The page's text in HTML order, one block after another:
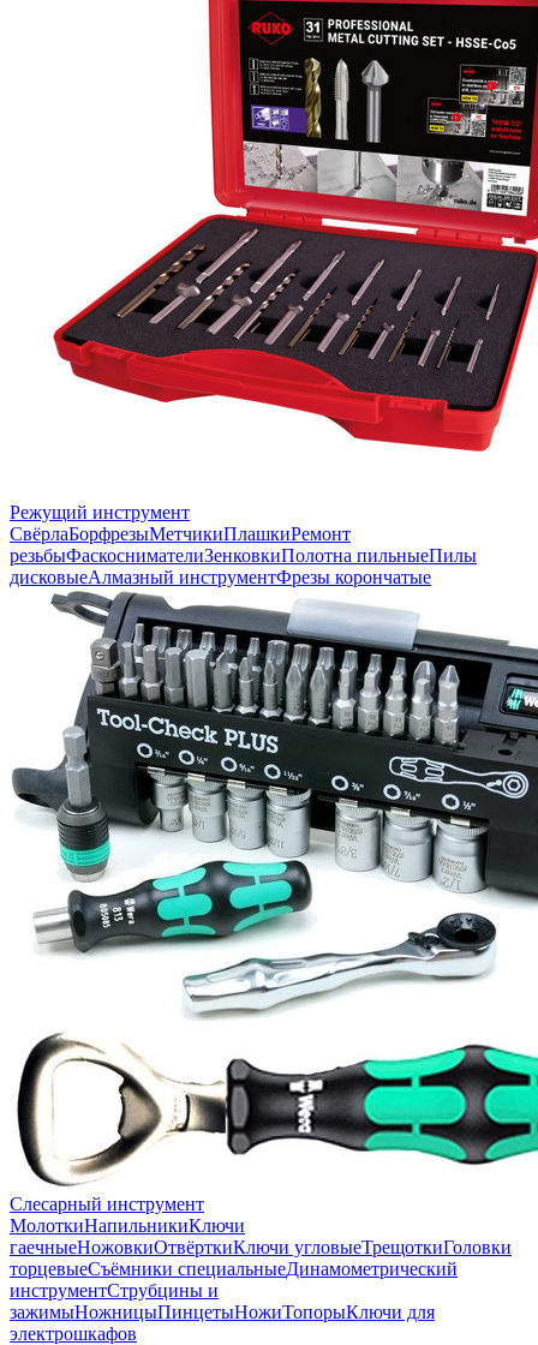
Режущий инструмент
СвёрлаБорфрезыМетчикиПлашкиРемонт
резьбыФаскоснимателиЗенковкиПолотна пильныеПилы
дисковыеАлмазный инструментФрезы корончатые
Слесарный инструмент
МолоткиНапильникиКлючи
гаечныеНожовкиОтвёрткиКлючи угловыеТрещоткиГоловки
торцевыеСъёмники специальныеДинамометрический
инструментСтрубцины и
зажимыНожницыПинцетыНожиТопорыКлючи для
электрошкафов